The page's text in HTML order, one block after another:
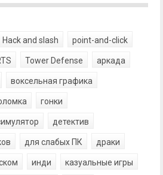
Hack and slash point-and-click
Tower Defense аркада
воксельная графика
гонки
детектив
для слабых ПК драки
инди казуальные игры